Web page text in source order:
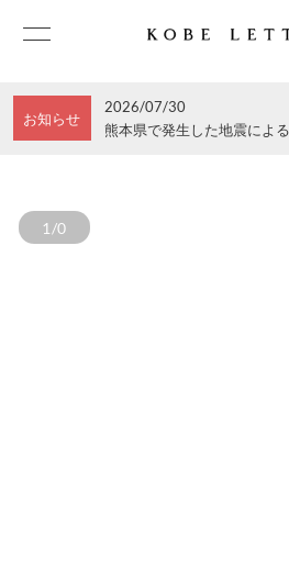
お知らせ
2026/07/30
熊本県で発生した地震によ
1/0